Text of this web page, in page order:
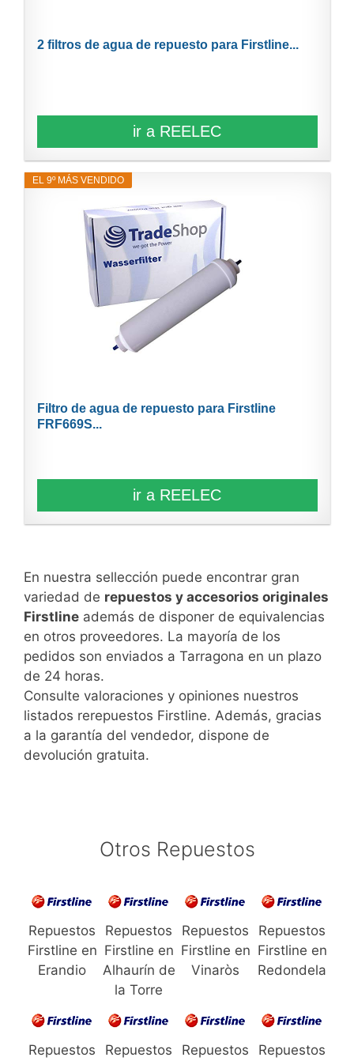
2 filtros de agua de repuesto para Firstline...
ir a REELEC
EL 9º MÁS VENDIDO
Filtro de agua de repuesto para Firstline
FRF669S...
ir a REELEC
En nuestra sellección puede encontrar gran
variedad de repuestos y accesorios originales
Firstline además de disponer de equivalencias
en otros proveedores. La mayoría de los
pedidos son enviados a Tarragona en un plazo
de 24 horas.
Consulte valoraciones y opiniones nuestros
listados rerepuestos Firstline. Además, gracias
a la garantía del vendedor, dispone de
devolución gratuita.
Otros Repuestos
Repuestos
Firstline en
Erandio
Repuestos
Firstline en
Alhaurín de
la Torre
Repuestos
Firstline en
Vinaròs
Repuestos
Firstline en
Redondela
Repuestos
Repuestos
Repuestos
Repuestos